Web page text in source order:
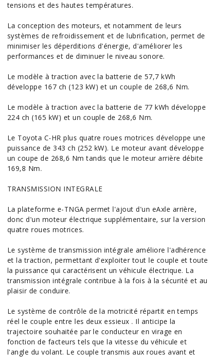
tensions et des hautes températures.
La conception des moteurs, et notamment de leurs
systèmes de refroidissement et de lubrification, permet de
minimiser les déperditions d'énergie, d'améliorer les
performances et de diminuer le niveau sonore.
Le modèle à traction avec la batterie de 57,7 kWh
développe 167 ch (123 kW) et un couple de 268,6 Nm.
Le modèle à traction avec la batterie de 77 kWh développe
224 ch (165 kW) et un couple de 268,6 Nm.
Le Toyota C-HR plus quatre roues motrices développe une
puissance de 343 ch (252 kW). Le moteur avant développe
un coupe de 268,6 Nm tandis que le moteur arrière débite
169,8 Nm.
TRANSMISSION INTEGRALE
La plateforme e-TNGA permet l'ajout d'un eAxle arrière,
donc d'un moteur électrique supplémentaire, sur la version
quatre roues motrices.
Le système de transmission intégrale améliore l'adhérence
et la traction, permettant d'exploiter tout le couple et toute
la puissance qui caractérisent unvéhicule électrique. La
transmission intégrale contribue à la fois à la sécurité et au
plaisir de conduire.
Le système de contrôle de la motricité répartit en temps
réel le couple entre les deux essieux . Il anticipe la
trajectoire souhaitée par le conducteur en virage en
fonction de facteurs tels que la vitesse du véhicule et
l'angle du volant. Le couple transmis aux roues avant et